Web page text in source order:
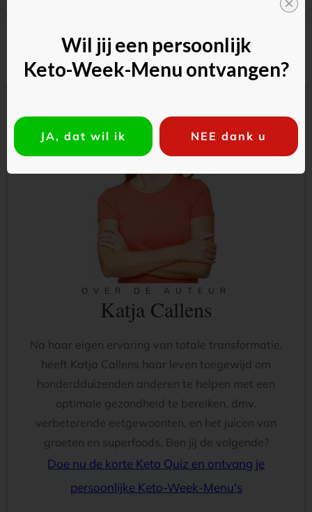
OVER DE AUTEUR
Katja Callens
Na haar eigen ervaring van totale transformatie,
heeft Katja Callens haar leven toegewijd om
honderdduizenden anderen te helpen met een
optimale gezondheid te bereiken, dmv.
verbeterende eetgewoonten, en het juicen van
groeten en superfoods. Ben jij de volgende?
Doe nu de korte Keto Quiz en ontvang je
persoonlijke Keto-Week-Menu's
Wil jij een persoonlijk
Keto-Week-Menu ontvangen?
JA, dat wil ik NEE dank u